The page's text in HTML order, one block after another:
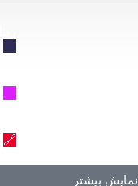
🔗
نمایش بیشتر